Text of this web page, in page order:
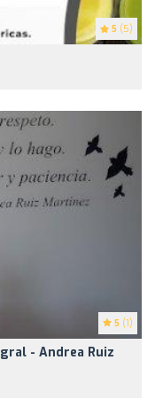
5 (5)
5 (1)
- Andrea Ruiz